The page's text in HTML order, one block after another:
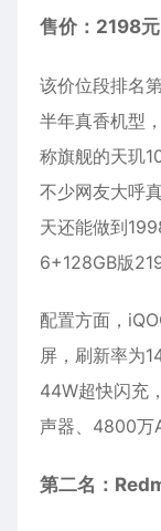
售价：2198元
该价位段排名
半年真香机型
称旗舰的天玑
不少网友大呼
天还能做到
6+128GB版
配置方面，
屏，刷新率为
44W超快闪充
声器、4800万
第二名：